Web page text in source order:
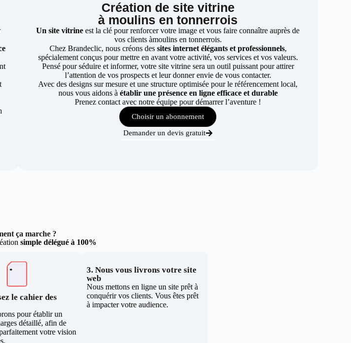
Création de site vitrine
à moulins en tonnerrois
Un site vitrine est la clé pour renforcer votre image et vous faire connaître auprès de
vos clients àmoulins en tonnerrois.
Chez Brandeclic, nous créons dessites internet élégants et professionnels,
spécialement conçus pour mettre en avant votre activité, vos services et vos valeurs.
Pensé pour séduire et informer, votre site vitrine sera un outil puissant pour attirer
l’attention de vos prospects et leur donner envie de vous contacter.
Avec des designs sur mesure et une structure optimisée pour le référencement local,
nous vous aidons à établir une présence en ligne efficace et durable
Prenez contact avec notre équipe pour démarrer l’aventure !
Choisir un abonnement
Demander un devis gratuit
ça marche ?
simple délégué à 100%
le cahier des
pour établir un
détaillé, afin de
votre vision
3. Nous vous livrons votre site
web
Nous mettons en ligne un site prêt à
conquérir vos clients. Vous êtes prêt
à impacter votre audience.